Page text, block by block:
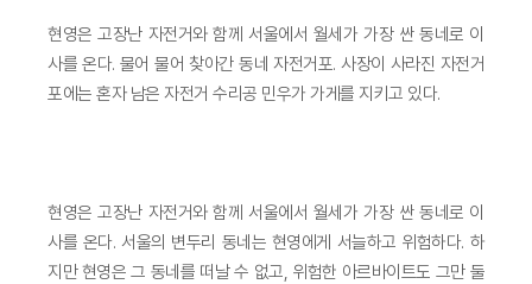
현영은 고장난 자전거와 함께 서울에서 월세가 가장 싼 동네로 이
사를 온다. 물어 물어 찾아간 동네 자전거포. 사장이 사라진 자전거
포에는 혼자 남은 자전거 수리공 민우가 가게를 지키고 있다.
현영은 고장난 자전거와 함께 서울에서 월세가 가장 싼 동네로 이
사를 온다. 서울의 변두리 동네는 현영에게 서늘하고 위험하다. 하
지만 현영은 그 동네를 떠날 수 없고, 위험한 아르바이트도 그만 둘